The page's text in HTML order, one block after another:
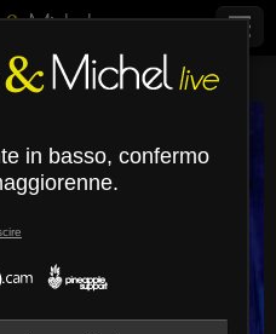
Crystalsel
in basso, confermo